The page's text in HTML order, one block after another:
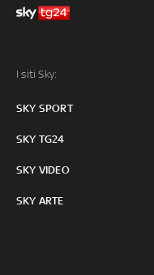
I siti Sky:
SKY SPORT
SKY TG24
SKY VIDEO
SKY ARTE